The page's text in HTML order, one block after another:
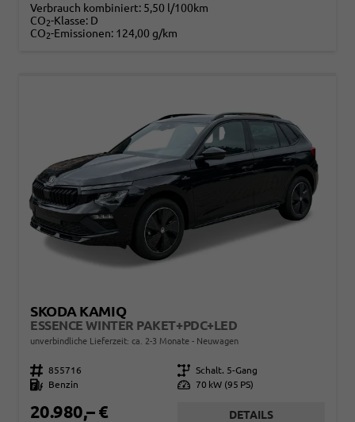
Verbrauch kombiniert: 5,50 l/100km
CO2-Klasse: D
CO2-Emissionen: 124,00 g/km
SKODA KAMIQ
ESSENCE WINTER PAKET+PDC+LED
unverbindliche Lieferzeit: ca. 2-3 Monate Neuwagen
Fahrzeugnr. 855716 Getriebe Schalt. 5-Gang
Kraftstoff
Benzin Leistung 70 kW (95 PS)
20.980,– € DETAILS